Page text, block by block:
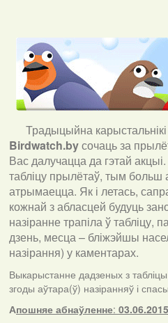
Традыцыйна
Birdwatch.byсочаць за
Вас далучацца да гэтай
табліцу прылётаў, тым больш
атрымаецца. Як і летась,
кожнай з абласцей будуць
назіранне трапіла ў табліцу,
дзень, месца – бліжэйшы
назірання) у каментарах.
Выкарыстанне дадзеных з
згоды аўтара(ў) назіранняў і
Апошняе абнаўленне: 03.06.2015